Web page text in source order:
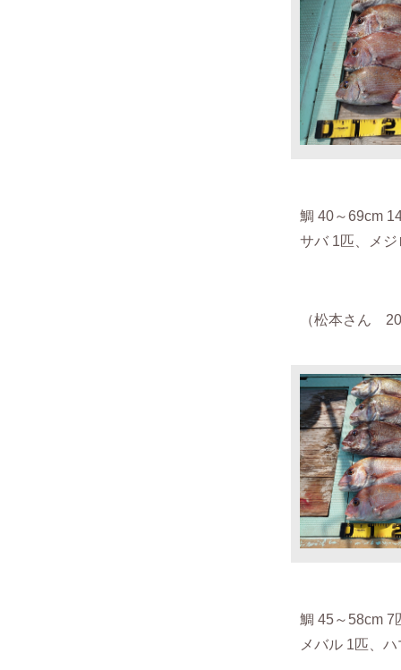
鯛 40～69cm
サバ 1匹、メジ
（松本さん
鯛 45～58cm 7
メバル 1匹、